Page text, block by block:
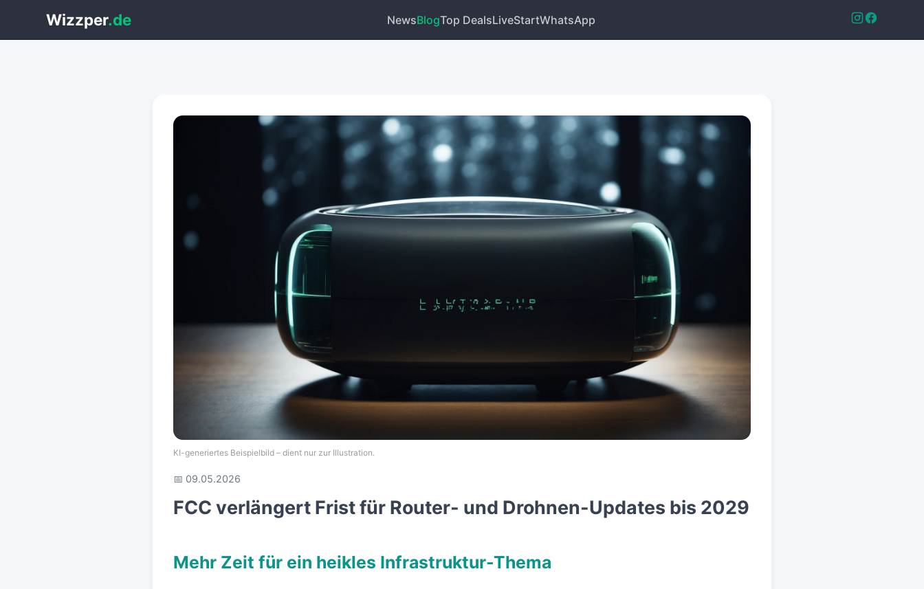
Wizzper.de NewsBlogTop DealsLiveStartWhatsApp
KI-generiertes Beispielbild – dient nur zur Illustration.
📅 09.05.2026
FCC verlängert Frist für Router- und Drohnen-Updates bis 2029
Mehr Zeit für ein heikles Infrastruktur-Thema